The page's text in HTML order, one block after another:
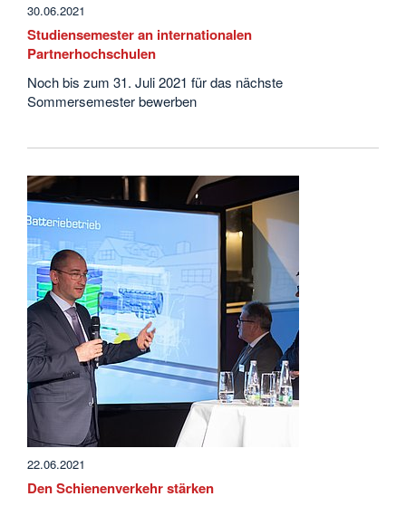
30.06.2021
Studiensemester an internationalen
Partnerhochschulen
Noch bis zum 31. Juli 2021 für das nächste
Sommersemester bewerben
22.06.2021
Den Schienenverkehr stärken